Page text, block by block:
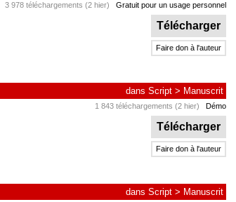
3 978 téléchargements (2 hier) Gratuit pour un usage personnel
Télécharger
Faire don à l'auteur
dans Script > Manuscrit
1 843 téléchargements (2 hier) Démo
Télécharger
Faire don à l'auteur
dans Script > Manuscrit